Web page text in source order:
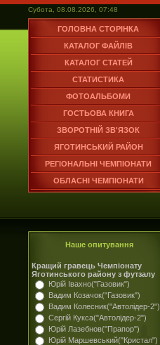
Субота, 08.08.2026, 07:48
ГОЛОВНА СТОРІНКА
КАТАЛОГ ФАЙЛІВ
КАТАЛОГ СТАТЕЙ
СТАТИСТИКА
ФОТОАЛЬБОМИ
ГОСТЬОВА КНИГА
ЗВОРОТНІЙ ЗВ'ЯЗОК
ЯГОТИНСЬКИЙ РАЙОН
РЕГІОНАЛЬНІ ЧЕМПІОНАТИ
ОБЛАСНІ ЧЕМПІОНАТИ
Наше опитування
Кращий гравець Чемпіонату
Яготинського району з футзалу
Юрій Івахно("Газовик")
Вадим Козачок("Газовик")
Вадим Колесник("Автолідер-2")
Сергій Кукса("Автолідер-2")
Юрій Лазебнов("Прапор")
Юрій Маршевський("Кристал")